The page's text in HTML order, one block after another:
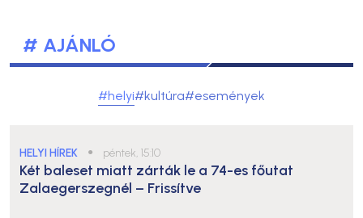
# AJÁNLÓ
#helyi#kultúra#események
HELYI HÍREK ● péntek, 15:10
Két baleset miatt zárták le a 74-es főutat
Zalaegerszegnél – Frissítve